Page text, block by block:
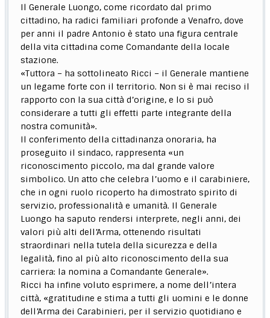
Il Generale Luongo, come ricordato dal primo
cittadino, ha radici familiari profonde a Venafro, dove
per anni il padre Antonio è stato una figura centrale
della vita cittadina come Comandante della locale
stazione.
«Tuttora – ha sottolineato Ricci – il Generale mantiene
un legame forte con il territorio. Non si è mai reciso il
rapporto con la sua città d’origine, e lo si può
considerare a tutti gli effetti parte integrante della
nostra comunità».
Il conferimento della cittadinanza onoraria, ha
proseguito il sindaco, rappresenta «un
riconoscimento piccolo, ma dal grande valore
simbolico. Un atto che celebra l’uomo e il carabiniere,
che in ogni ruolo ricoperto ha dimostrato spirito di
servizio, professionalità e umanità. Il Generale
Luongo ha saputo rendersi interprete, negli anni, dei
valori più alti dell’Arma, ottenendo risultati
straordinari nella tutela della sicurezza e della
legalità, fino al più alto riconoscimento della sua
carriera: la nomina a Comandante Generale».
Ricci ha infine voluto esprimere, a nome dell’intera
città, «gratitudine e stima a tutti gli uomini e le donne
dell’Arma dei Carabinieri, per il servizio quotidiano e